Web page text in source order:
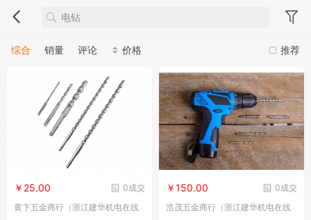
推荐
综合 销量 评论 价格
0成交
￥25.00
黄卞五金商行（浙江建华机电在线
0成交
￥150.00
浩茂五金商行（浙江建华机电在线